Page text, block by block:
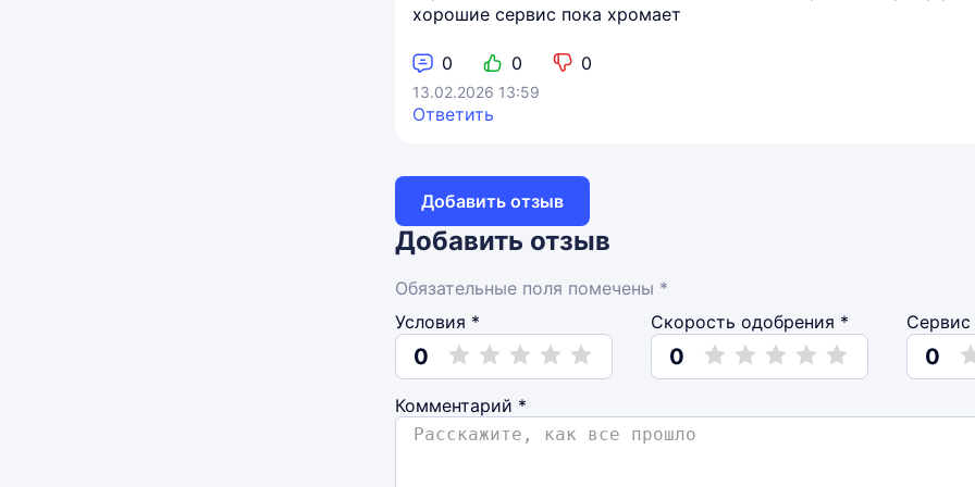
хорошие сервис пока хромает
0 0 0
13.02.2026 13:59
Ответить
Добавить отзыв
Добавить отзыв
Обязательные поля помечены *
Условия *
0
Скорость одобрения *
0 0
Комментарий *